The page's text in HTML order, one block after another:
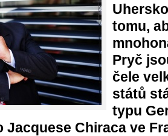
tomu,
Pryč
čele
států
typu
Jacquese Chiraca ve